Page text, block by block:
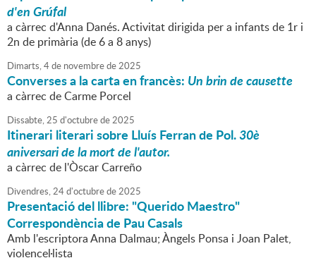
d'en Grúfal
a càrrec d'Anna Danés. Activitat dirigida per a infants de 1r i
2n de primària (de 6 a 8 anys)
Dimarts,4de novembrede2025
Converses a la carta en francès: Un brin de causette
a càrrec de Carme Porcel
Dissabte,25 d'octubrede2025
Itinerari literari sobre Lluís Ferran de Pol.30è
aniversari de la mort de l'autor.
a càrrec de l'Òscar Carreño
Divendres,24d'octubrede2025
Presentació del llibre: "Querido Maestro"
Correspondència de Pau Casals
Amb l'escriptora Anna Dalmau; Àngels Ponsa i Joan Palet,
violencel·lista